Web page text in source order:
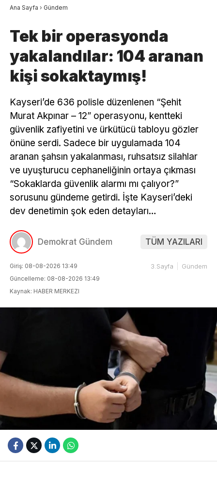
Ana Sayfa › Gündem
Tek bir operasyonda
yakalandılar: 104 aranan
kişi sokaktaymış!
Kayseri’de 636 polisle düzenlenen “Şehit
Murat Akpınar – 12” operasyonu, kentteki
güvenlik zafiyetini ve ürkütücü tabloyu gözler
önüne serdi. Sadece bir uygulamada 104
aranan şahsın yakalanması, ruhsatsız silahlar
ve uyuşturucu cephaneliğinin ortaya çıkması
“Sokaklarda güvenlik alarmı mı çalıyor?”
sorusunu gündeme getirdi. İşte Kayseri’deki
dev denetimin şok eden detayları…
Demokrat Gündem TÜM YAZILARI
Giriş: 08-08-2026 13:49
Güncelleme: 08-08-2026 13:49
Kaynak: HABER MERKEZI
3.Sayfa Gündem